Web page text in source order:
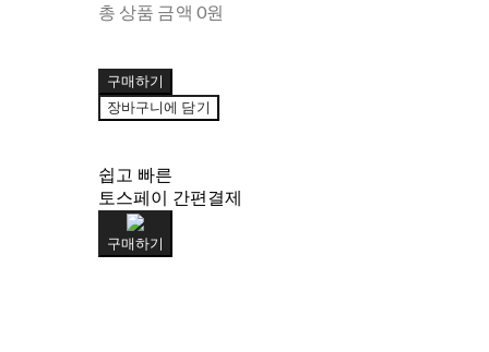
총 상품 금액 0원
구매하기
장바구니에 담기
쉽고 빠른
토스페이 간편결제
구매하기